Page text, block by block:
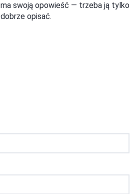
ma swoją opowieść — trzeba ją tylko
dobrze opisać.